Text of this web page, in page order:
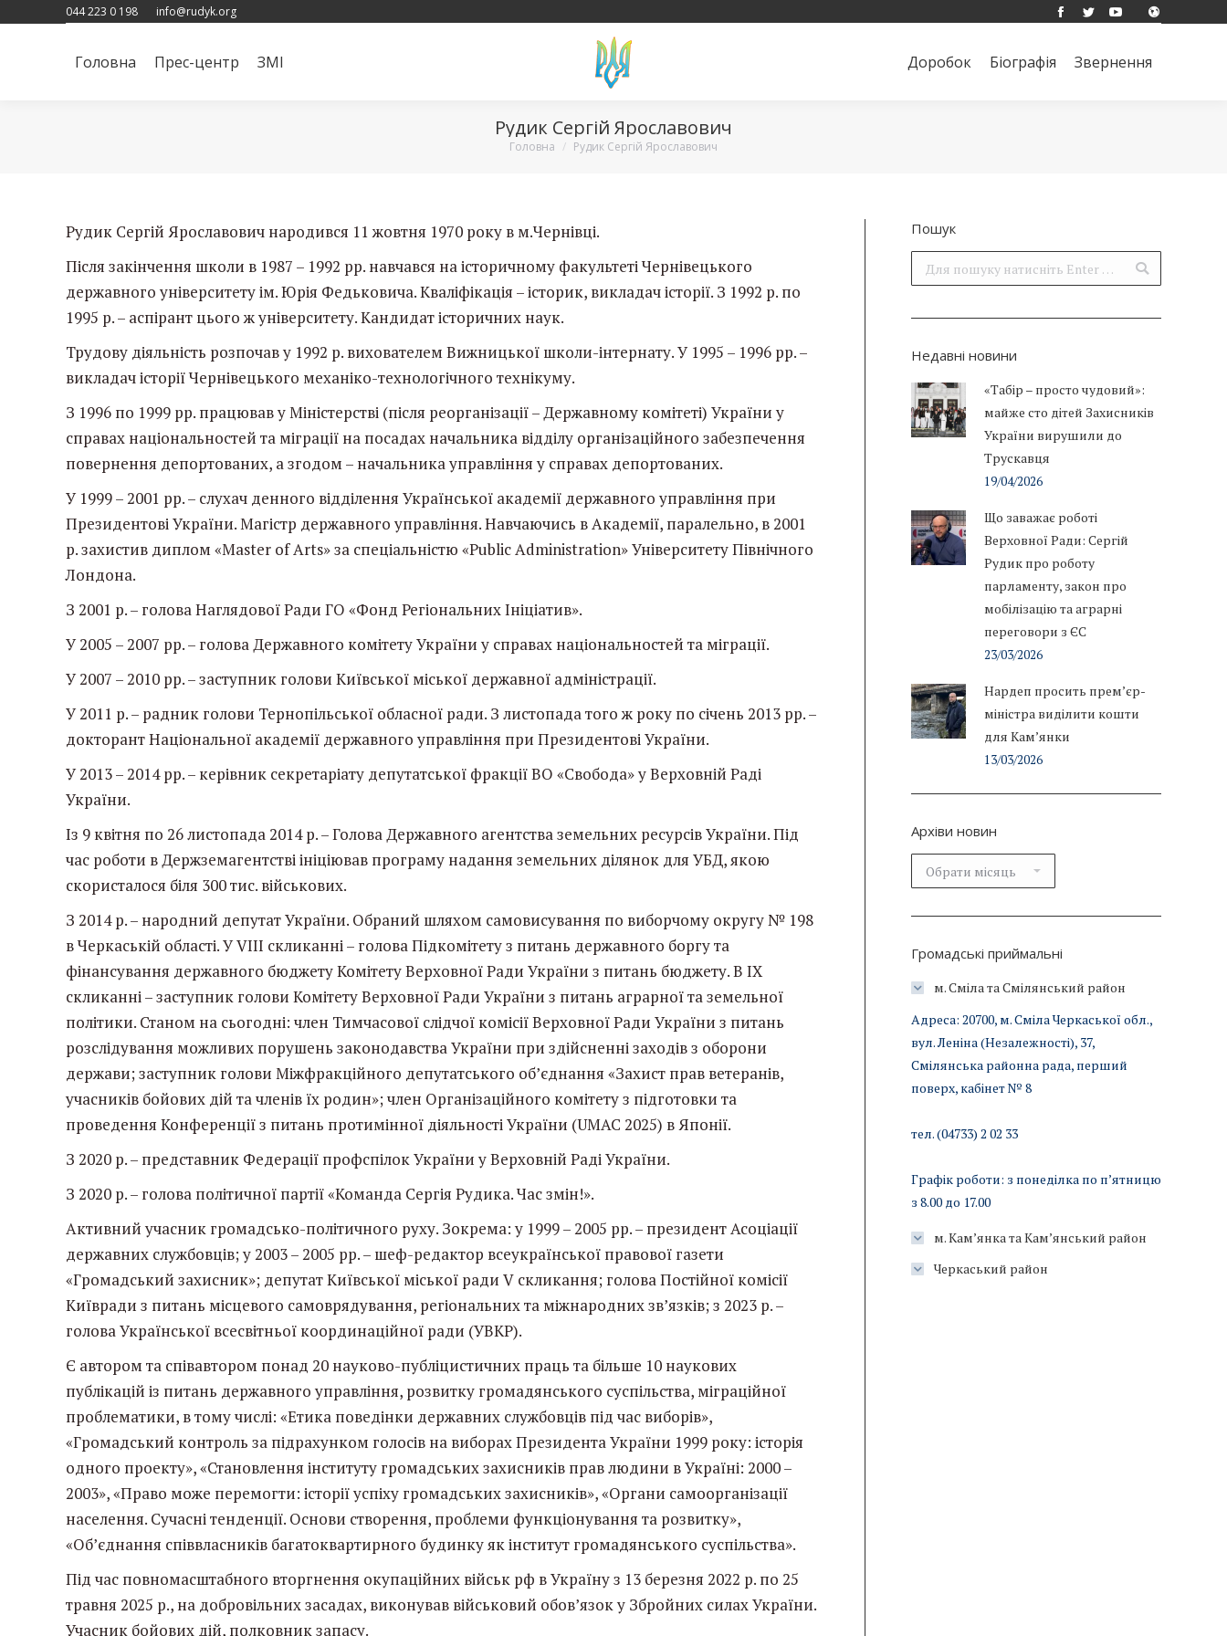
044 223 0 198 info@rudyk.org
Facebook
TwitterYouTube
Головна Прес-центр ЗМІ Доробок Біографія Звернення
Рудик Сергій Ярославович
Вы здесь:
Головна Рудик Сергій Ярославович
Рудик Сергій Ярославович народився 11 жовтня 1970 року в м.Чернівці.
Після закінчення школи в 1987 – 1992 рр. навчався на історичному факультеті Чернівецького
державного університету ім. Юрія Федьковича. Кваліфікація – історик, викладач історії. З 1992 р. по
1995 р. – аспірант цього ж університету. Кандидат історичних наук.
Трудову діяльність розпочав у 1992 р. вихователем Вижницької школи-інтернату. У 1995 – 1996 рр. –
викладач історії Чернівецького механіко-технологічного технікуму.
З 1996 по 1999 рр. працював у Міністерстві (після реорганізації – Державному комітеті) України у
справах національностей та міграції на посадах начальника відділу організаційного забезпечення
повернення депортованих, а згодом – начальника управління у справах депортованих.
У 1999 – 2001 рр. – слухач денного відділення Української академії державного управління при
Президентові України. Магістр державного управління. Навчаючись в Академії, паралельно, в 2001
р. захистив диплом «Master of Arts» за спеціальністю «Public Administration» Університету Північного
Лондона.
З 2001 р. – голова Наглядової Ради ГО «Фонд Регіональних Ініціатив».
У 2005 – 2007 рр. – голова Державного комітету України у справах національностей та міграції.
У 2007 – 2010 рр. – заступник голови Київської міської державної адміністрації.
У 2011 р. – радник голови Тернопільської обласної ради. З листопада того ж року по січень 2013 рр. –
докторант Національної академії державного управління при Президентові України.
У 2013 – 2014 рр. – керівник секретаріату депутатської фракції ВО «Свобода» у Верховній Раді
України.
Із 9 квітня по 26 листопада 2014 р. – Голова Державного агентства земельних ресурсів України. Під
час роботи в Держземагентстві ініціював програму надання земельних ділянок для УБД, якою
скористалося біля 300 тис. військових.
З 2014 р. – народний депутат України. Обраний шляхом самовисування по виборчому округу № 198
в Черкаській області. У VIII скликанні – голова Підкомітету з питань державного боргу та
фінансування державного бюджету Комітету Верховної Ради України з питань бюджету. В ІХ
скликанні – заступник голови Комітету Верховної Ради України з питань аграрної та земельної
політики. Станом на сьогодні: член Тимчасової слідчої комісії Верховної Ради України з питань
розслідування можливих порушень законодавства України при здійсненні заходів з оборони
держави; заступник голови Міжфракційного депутатського об’єднання «Захист прав ветеранів,
учасників бойових дій та членів їх родин»; член Організаційного комітету з підготовки та
проведення Конференції з питань протимінної діяльності України (UMAC 2025) в Японії.
З 2020 р. – представник Федерації профспілок України у Верховній Раді України.
З 2020 р. – голова політичної партії «Команда Сергія Рудика. Час змін!».
Активний учасник громадсько-політичного руху. Зокрема: у 1999 – 2005 рр. – президент Асоціації
державних службовців; у 2003 – 2005 рр. – шеф-редактор всеукраїнської правової газети
«Громадський захисник»; депутат Київської міської ради V скликання; голова Постійної комісії
Київради з питань місцевого самоврядування, регіональних та міжнародних зв’язків; з 2023 р. –
голова Української всесвітньої координаційної ради (УВКР).
Є автором та співавтором понад 20 науково-публіцистичних праць та більше 10 наукових
публікацій із питань державного управління, розвитку громадянського суспільства, міграційної
проблематики, в тому числі: «Етика поведінки державних службовців під час виборів»,
«Громадський контроль за підрахунком голосів на виборах Президента України 1999 року: історія
одного проекту», «Становлення інституту громадських захисників прав людини в Україні: 2000 –
2003», «Право може перемогти: історії успіху громадських захисників», «Органи самоорганізації
населення. Сучасні тенденції. Основи створення, проблеми функціонування та розвитку»,
«Об’єднання співвласників багатоквартирного будинку як інститут громадянського суспільства».
Під час повномасштабного вторгнення окупаційних військ рф в Україну з 13 березня 2022 р. по 25
травня 2025 р., на добровільних засадах, виконував військовий обов’язок у Збройних силах України.
Учасник бойових дій, полковник запасу.
Пошук
Поиск:
Недавні новини
«Табір – просто чудовий»:
майже сто дітей Захисників
України вирушили до
Трускавця
19/04/2026
Що заважає роботі
Верховної Ради: Сергій
Рудик про роботу
парламенту, закон про
мобілізацію та аграрні
переговори з ЄС
23/03/2026
Нардеп просить прем’єр-
міністра виділити кошти
для Кам’янки
13/03/2026
Архіви новин
Архіви
новин
Громадські приймальні
м. Сміла та Смілянський район
Адреса: 20700, м. Сміла Черкаської обл.,
вул. Леніна (Незалежності), 37,
Смілянська районна рада, перший
поверх, кабінет № 8
тел. (04733) 2 02 33
Графік роботи: з понеділка по п’ятницю
з 8.00 до 17.00
м. Кам’янка та Кам’янський район
Черкаський район
Головна Прес-центр ЗМІ Доробок Біографія Звернення